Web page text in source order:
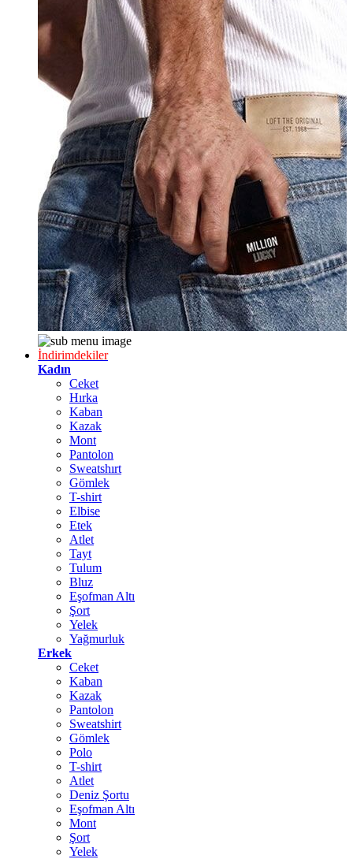
İndirimdekiler
Kadın
Ceket
Hırka
Kaban
Kazak
Mont
Pantolon
Sweatshırt
Gömlek
T-shirt
Elbise
Etek
Atlet
Tayt
Tulum
Bluz
Eşofman Altı
Şort
Yelek
Yağmurluk
Erkek
Ceket
Kaban
Kazak
Pantolon
Sweatshirt
Gömlek
Polo
T-shirt
Atlet
Deniz Şortu
Eşofman Altı
Mont
Şort
Yelek